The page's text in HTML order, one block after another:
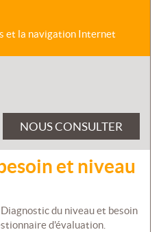
et la navigation Internet
NOUS CONSULTER
et niveau
Diagnostic du niveau et besoin
d'évaluation.